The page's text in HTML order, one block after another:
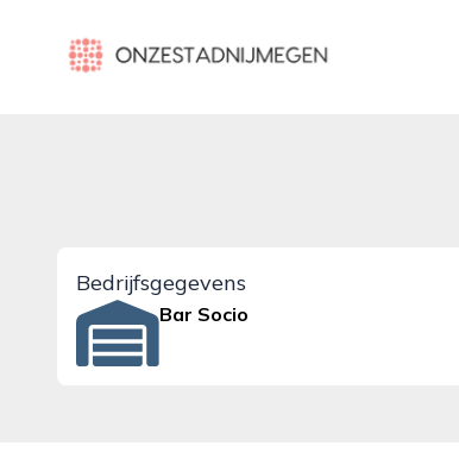
onzestadnijmegen.nl
Bedrijfsgegevens
Bar Socio